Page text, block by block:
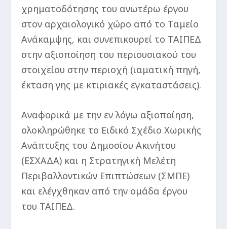
χρηματοδότησης του ανωτέρω έργου
στον αρχαιολογικό χώρο από το Ταμείο
Ανάκαμψης, και συνεπικουρεί το ΤΑΙΠΕΔ
στην αξιοποίηση του περιουσιακού του
στοιχείου στην περιοχή (ιαματική πηγή,
έκταση γης με κτιριακές εγκαταστάσεις).
Αναφορικά με την εν λόγω αξιοποίηση,
ολοκληρώθηκε το Ειδικό Σχέδιο Χωρικής
Ανάπτυξης του Δημοσίου Ακινήτου
(ΕΣΧΑΔΑ) και η Στρατηγική Μελέτη
Περιβαλλοντικών Επιπτώσεων (ΣΜΠΕ)
και ελέγχθηκαν από την ομάδα έργου
του ΤΑΙΠΕΔ.